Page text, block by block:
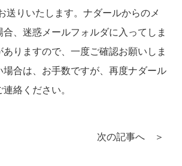
送りいたします。ナダールからのメ
、迷惑メールフォルダに入ってしま
りますので、一度ご確認お願いしま
場合は、お手数ですが、再度ナダール
絡ください。
次の記事へ ＞